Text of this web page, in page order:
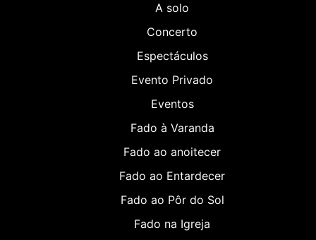
A solo
Concerto
Espectáculos
Evento Privado
Eventos
Fado à Varanda
Fado ao anoitecer
Fado ao Entardecer
Fado ao Pôr do Sol
Fado na Igreja